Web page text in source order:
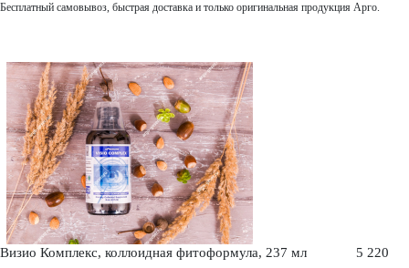
Бесплатный самовывоз, быстрая доставка и только оригинальная продукция Арго.
Визио Комплекс, коллоидная фитоформула, 237 мл
5 220